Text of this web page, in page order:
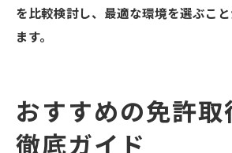
を比較検討し、最適な環境を選ぶこ
ます。
おすすめの免許取